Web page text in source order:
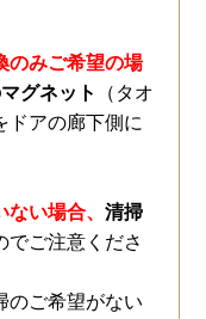
のみご希望の場
グネット
（タオ
ドアの廊下側に
ない場合、清掃
でご注意くださ
のご希望がない